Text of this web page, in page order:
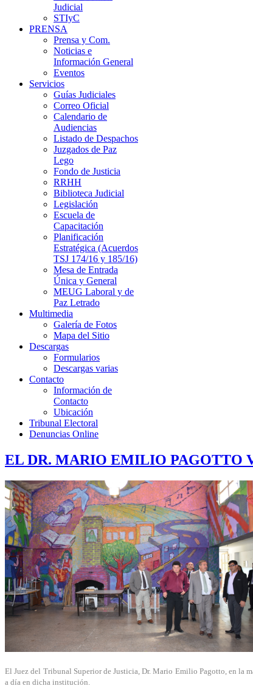
Judicial
STIyC
PRENSA
Prensa y Com.
Noticias e
Información General
Eventos
Servicios
Guías Judiciales
Correo Oficial
Calendario de
Audiencias
Listado de Despachos
Juzgados de Paz
Lego
Fondo de Justicia
RRHH
Biblioteca Judicial
Legislación
Escuela de
Capacitación
Planificación
Estratégica (Acuerdos
TSJ 174/16 y 185/16)
Mesa de Entrada
Única y General
MEUG Laboral y de
Paz Letrado
Multimedia
Galería de Fotos
Mapa del Sitio
Descargas
Formularios
Descargas varias
Contacto
Información de
Contacto
Ubicación
Tribunal Electoral
Denuncias Online
EL DR. MARIO EMILIO PAGOTTO
El Juez del Tribunal Superior de Justicia, Dr. Mario Emilio Pagotto, en la
a día en dicha institución.